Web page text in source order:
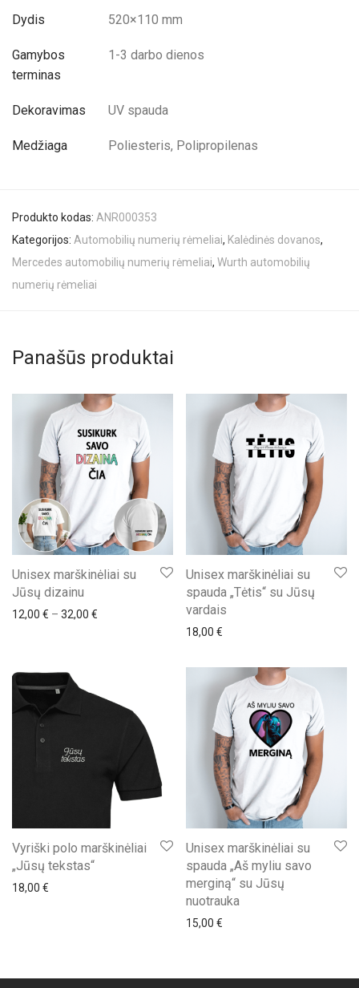
Dydis 520×110 mm
Gamybos
terminas
1-3 darbo dienos
Dekoravimas UV spauda
Medžiaga Poliesteris, Polipropilenas
Produkto kodas: ANR000353
Kategorijos: Automobilių numerių rėmeliai, Kalėdinės dovanos,
Mercedes automobilių numerių rėmeliai, Wurth automobilių
numerių rėmeliai
Panašūs produktai
Unisex marškinėliai su
Jūsų dizainu
12,00 € – 32,00 € Price range: 12,00 € through 32,00 €
Unisex marškinėliai su
spauda „Tėtis“ su Jūsų
vardais
18,00 €
Vyriški polo marškinėliai
„Jūsų tekstas“
18,00 €
Unisex marškinėliai su
spauda „Aš myliu savo
merginą“ su Jūsų
nuotrauka
15,00 €